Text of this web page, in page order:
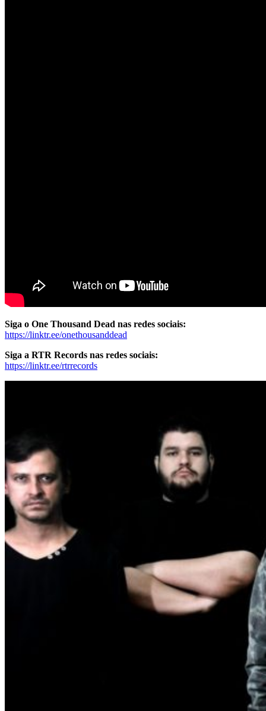
Siga o One Thousand Dead nas redes sociais:
https://linktr.ee/onethousanddead
Siga a RTR Records nas redes sociais:
https://linktr.ee/rtrrecords